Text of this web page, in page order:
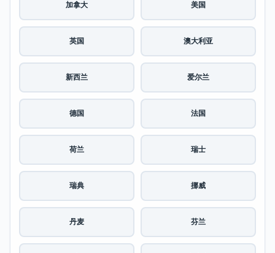
加拿大 美国
英国 澳大利亚
新西兰 爱尔兰
德国 法国
荷兰 瑞士
瑞典 挪威
丹麦 芬兰